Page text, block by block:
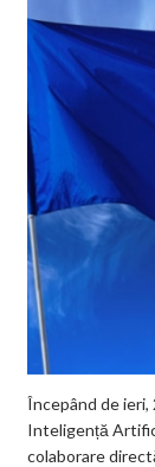
Începând de
Inteligență
colaborare